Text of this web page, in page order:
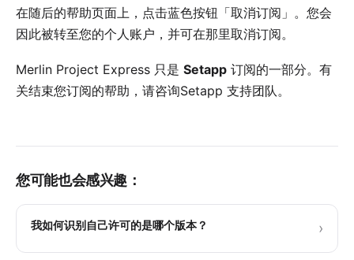
在随后的帮助页面上，点击蓝色按钮 「取消订阅」。您会
因此被转至您的个人账户，并可在那里取消订阅。
Merlin Project Express 只是 Setapp 订阅的一部分。有
关结束您订阅的帮助，请咨询Setapp 支持团队 。
您可能也会感兴趣：
我如何识别自己许可的是哪个版本？ ›